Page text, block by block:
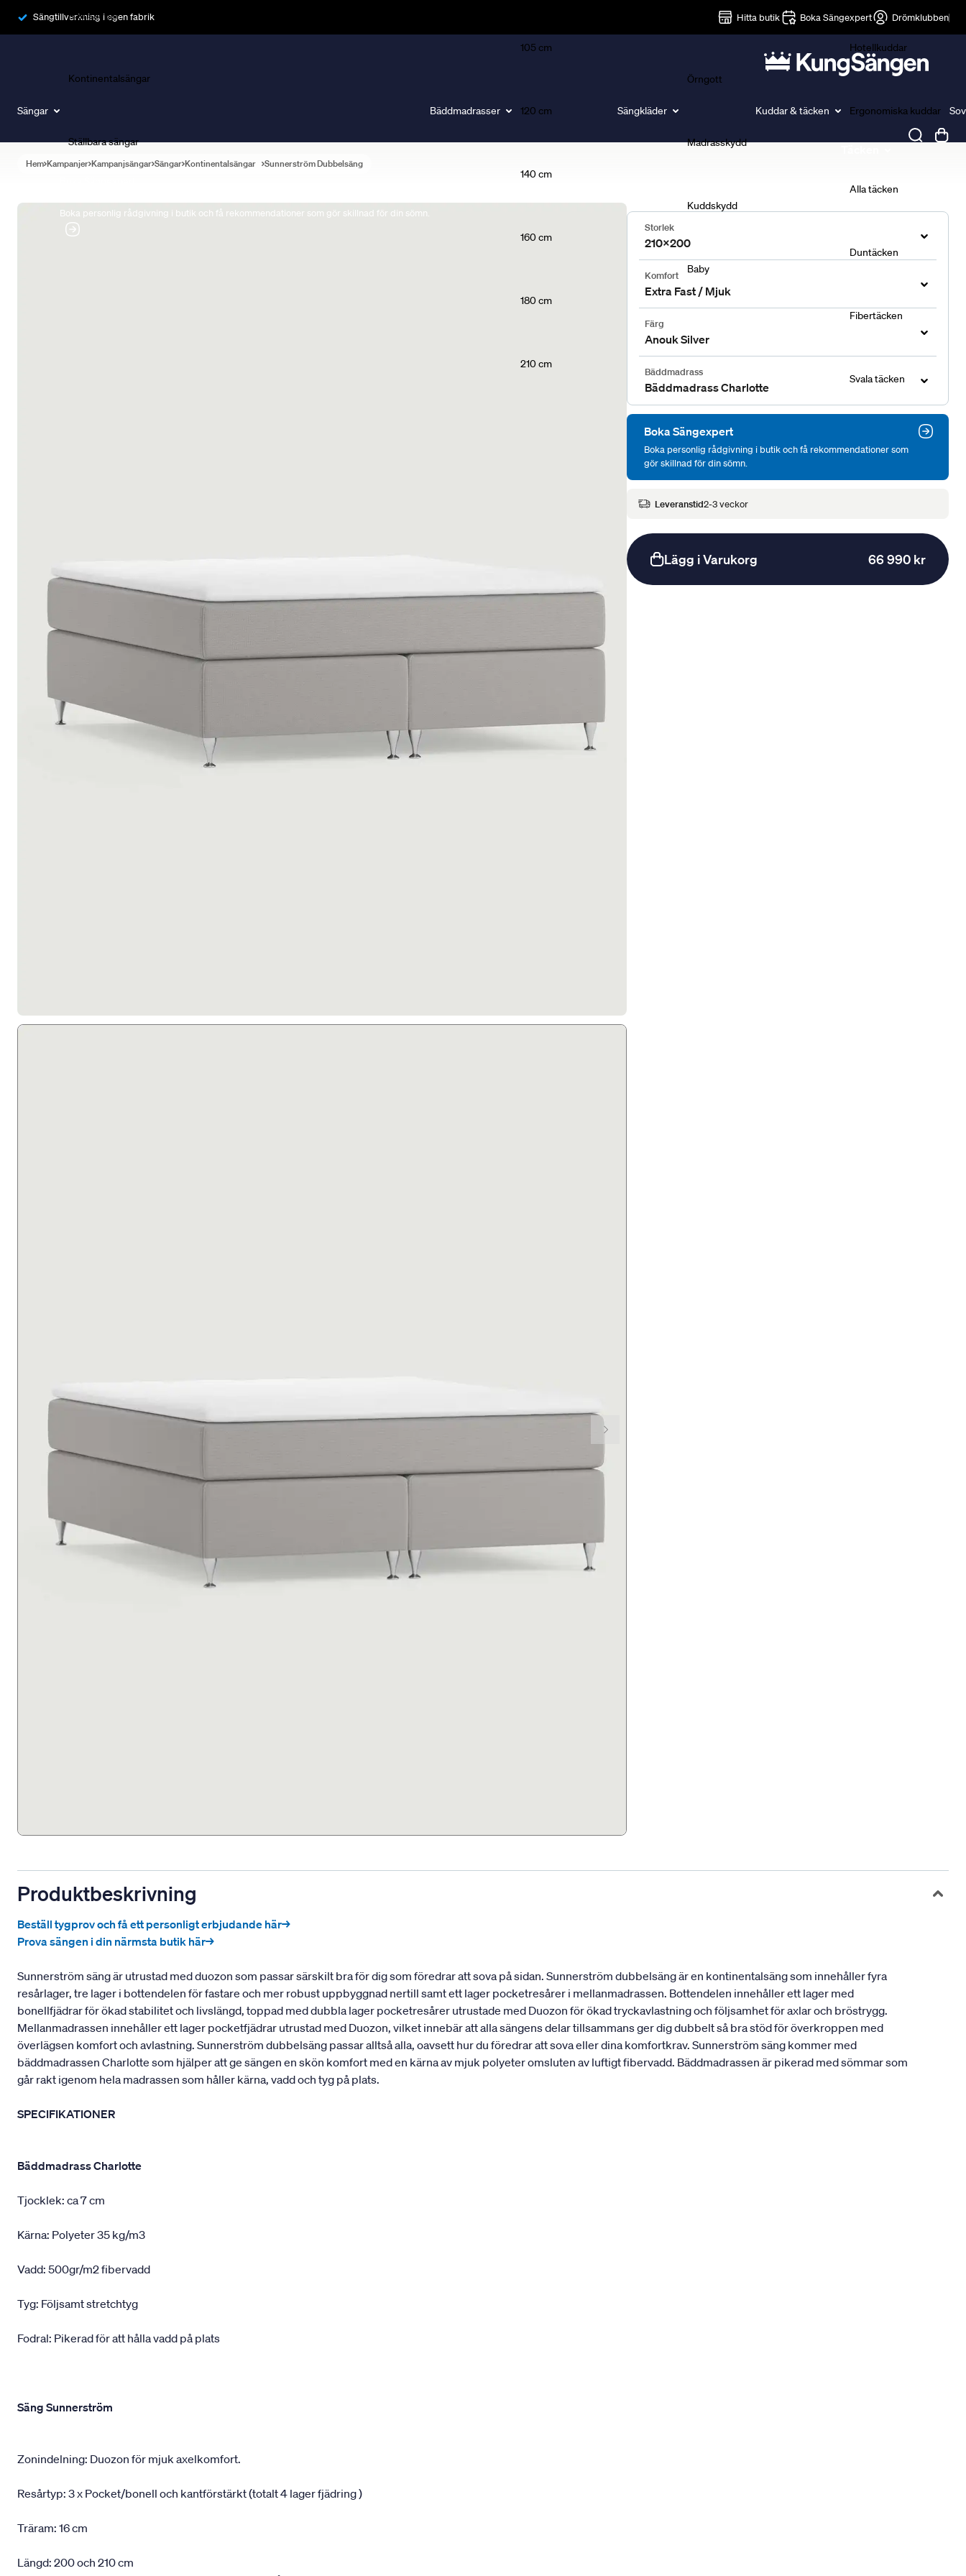
Sängtillverkning i egen fabrik Hitta butik Boka Sängexpert Drömklubben
Sängar
Ramsängar
Kontinentalsängar
Ställbara sängar
Boka personlig rådgivning i butik och få rekommendationer som gör skillnad för din sömn.
Bäddmadrasser
105 cm
120 cm
140 cm
160 cm
180 cm
210 cm
Sängkläder
Örngott
Madrasskydd
Kuddskydd
Baby
Kuddar & täcken
Hotellkuddar
Ergonomiska kuddar
Alla täcken
Duntäcken
Fibertäcken
Svala täcken
Hem Kampanjer Kampanjsängar Sängar Kontinentalsängar Sunnerström Dubbelsäng
Storlek
210x200
Komfort
Extra Fast / Mjuk
Färg
Anouk Silver
Bäddmadrass
Bäddmadrass Charlotte
Boka Sängexpert
Boka personlig rådgivning i butik och få rekommendationer som
gör skillnad för din sömn.
Leveranstid2-3 veckor
Lägg i Varukorg 66 990 kr
Produktbeskrivning
Beställ tygprov och få ett personligt erbjudande här→
Prova sängen i din närmsta butik här→
Sunnerström säng är utrustad med duozon som passar särskilt bra för dig som föredrar att sova på sidan. Sunnerström dubbelsäng är en kontinentalsäng som innehåller fyra
resårlager, tre lager i bottendelen för fastare och mer robust uppbyggnad nertill samt ett lager pocketresårer i mellanmadrassen. Bottendelen innehåller ett lager med
bonellfjädrar för ökad stabilitet och livslängd, toppad med dubbla lager pocketresårer utrustade med Duozon för ökad tryckavlastning och följsamhet för axlar och bröstrygg.
Mellanmadrassen innehåller ett lager pocketfjädrar utrustad med Duozon, vilket innebär att alla sängens delar tillsammans ger dig dubbelt så bra stöd för överkroppen med
överlägsen komfort och avlastning. Sunnerström dubbelsäng passar alltså alla, oavsett hur du föredrar att sova eller dina komfortkrav. Sunnerström säng kommer med
bäddmadrassen Charlotte som hjälper att ge sängen en skön komfort med en kärna av mjuk polyeter omsluten av luftigt fibervadd. Bäddmadrassen är pikerad med sömmar som
går rakt igenom hela madrassen som håller kärna, vadd och tyg på plats.
SPECIFIKATIONER
Bäddmadrass Charlotte
Tjocklek: ca 7 cm
Kärna: Polyeter 35 kg/m3
Vadd: 500gr/m2 fibervadd
Tyg: Följsamt stretchtyg
Fodral: Pikerad för att hålla vadd på plats
Säng Sunnerström
Zonindelning: Duozon för mjuk axelkomfort.
Resårtyp: 3 x Pocket/bonell och kantförstärkt (totalt 4 lager fjädring )
Träram: 16 cm
Längd: 200 och 210 cm